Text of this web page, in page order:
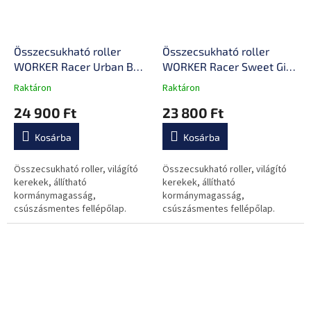
Összecsukható roller
WORKER Racer Urban Boy
világító kerekekkel
A
átlagos
értékelése
0,0
csillag.
Raktáron
24 900 Ft
Kosárba
Összecsukható roller, világító
kerekek, állítható
kormánymagasság,
csúszásmentes fellépőlap.
Összecsukható roller
WORKER Racer Sweet Girl
világító kerekekkel
A
átlagos
értékelése
0,0
csillag.
Raktáron
23 800 Ft
Kosárba
Összecsukható roller, világító
kerekek, állítható
kormánymagasság,
csúszásmentes fellépőlap.